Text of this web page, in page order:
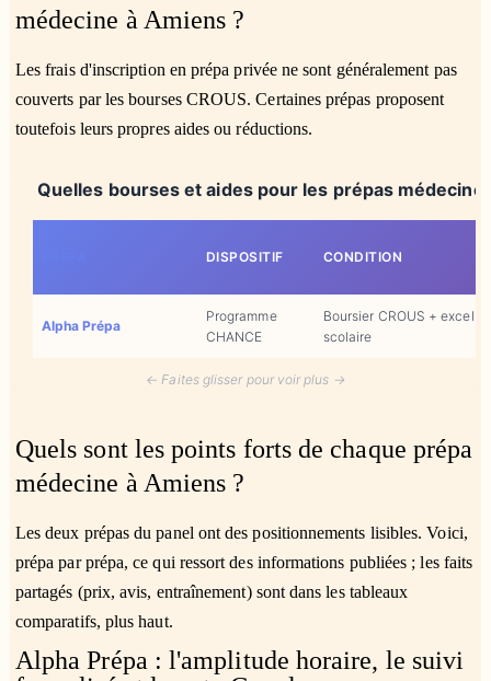
médecine à Amiens ?
Les frais d'inscription en prépa privée ne sont généralement pas
couverts par les bourses CROUS. Certaines prépas proposent
toutefois leurs propres aides ou réductions.
Quelles bourses et aides pour les prépas médecine
DISPOSITIF CONDITION
Alpha Prépa
Programme
CHANCE
Boursier CROUS +
scolaire
← Faites glisser pour voir plus →
Quels sont les points forts de chaque prépa
médecine à Amiens ?
Les deux prépas du panel ont des positionnements lisibles. Voici,
prépa par prépa, ce qui ressort des informations publiées ; les faits
partagés (prix, avis, entraînement) sont dans les tableaux
comparatifs, plus haut.
Alpha Prépa : l'amplitude horaire, le suivi